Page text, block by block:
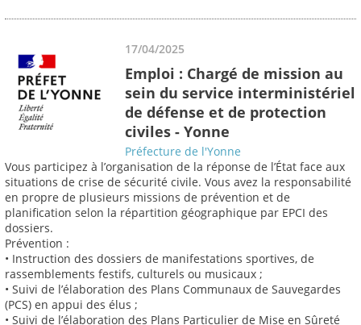
17/04/2025
Emploi : Chargé de mission au
sein du service interministériel
de défense et de protection
civiles - Yonne
Préfecture de l'Yonne
Vous participez à l’organisation de la réponse de l’État face aux
situations de crise de sécurité civile. Vous avez la responsabilité
en propre de plusieurs missions de prévention et de
planification selon la répartition géographique par EPCI des
dossiers.
Prévention :
• Instruction des dossiers de manifestations sportives, de
rassemblements festifs, culturels ou musicaux ;
• Suivi de l’élaboration des Plans Communaux de Sauvegardes
(PCS) en appui des élus ;
• Suivi de l’élaboration des Plans Particulier de Mise en Sûreté